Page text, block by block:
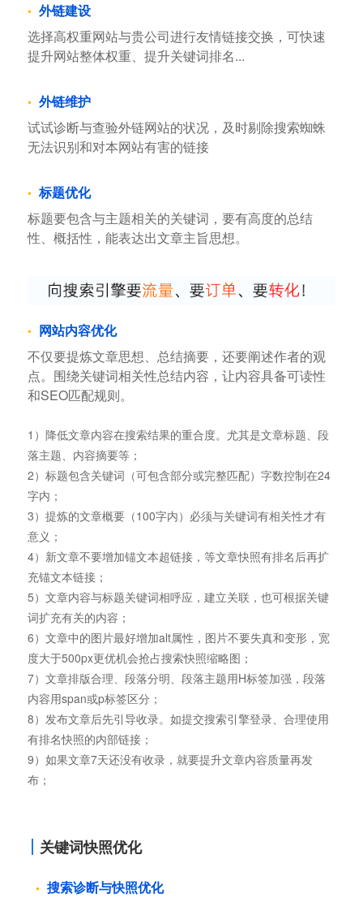
外链建设
选择高权重网站与贵公司进行友情链接交换，可快速
提升网站整体权重、提升关键词排名...
外链维护
试试诊断与查验外链网站的状况，及时剔除搜索蜘蛛
无法识别和对本网站有害的链接
标题优化
标题要包含与主题相关的关键词，要有高度的总结
性、概括性，能表达出文章主旨思想。
网站内容优化
不仅要提炼文章思想、总结摘要，还要阐述作者的观
点。围绕关键词相关性总结内容，让内容具备可读性
和SEO匹配规则。
1）降低文章内容在搜索结果的重合度。尤其是文章标题、段
落主题、内容摘要等；
2）标题包含关键词（可包含部分或完整匹配）字数控制在24
字内；
3）提炼的文章概要（100字内）必须与关键词有相关性才有
意义；
4）新文章不要增加锚文本超链接，等文章快照有排名后再扩
充锚文本链接；
5）文章内容与标题关键词相呼应，建立关联，也可根据关键
词扩充有关的内容；
6）文章中的图片最好增加alt属性，图片不要失真和变形，宽
度大于500px更优机会抢占搜索快照缩略图；
7）文章排版合理、段落分明、段落主题用H标签加强，段落
内容用span或p标签区分；
8）发布文章后先引导收录。如提交搜索引擎登录、合理使用
有排名快照的内部链接；
9）如果文章7天还没有收录，就要提升文章内容质量再发
布；
关键词快照优化
搜索诊断与快照优化